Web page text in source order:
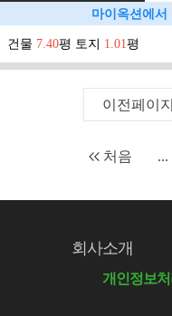
마이옥션에
건물 7.40평 토지 1.01평
이전페이지
처음 ...
회사소개
개인정보